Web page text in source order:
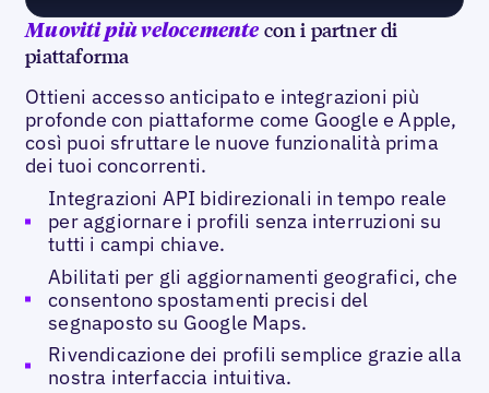
Muoviti più velocemente con i partner di
piattaforma
Ottieni accesso anticipato e integrazioni più
profonde con piattaforme come Google e Apple,
così puoi sfruttare le nuove funzionalità prima
dei tuoi concorrenti.
Integrazioni API bidirezionali in tempo reale
per aggiornare i profili senza interruzioni su
tutti i campi chiave.
Abilitati per gli aggiornamenti geografici, che
consentono spostamenti precisi del
segnaposto su Google Maps.
Rivendicazione dei profili semplice grazie alla
nostra interfaccia intuitiva.